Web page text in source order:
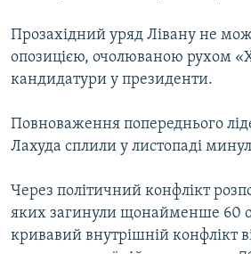
РУС
ДОЛУЧАЙСЯ!
Прозахідний уряд Лівану не
опозицією, очолюваною рухом
кандидатури у президенти.
Повноваження попереднього
Лахуда сплили у листопаді
Через політичний конфлікт
яких загинули щонайменше 60
кривавий внутрішній конфлікт